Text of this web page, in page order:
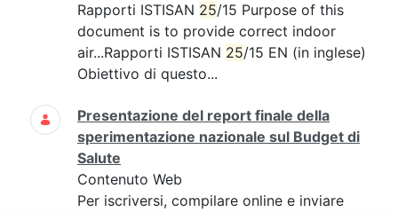
Rapporti ISTISAN 25/15 Purpose of this
document is to provide correct indoor
air...Rapporti ISTISAN 25/15 EN (in inglese)
Obiettivo di questo...
Presentazione del report finale della
sperimentazione nazionale sul Budget di
Salute
Contenuto Web
Per iscriversi, compilare online e inviare